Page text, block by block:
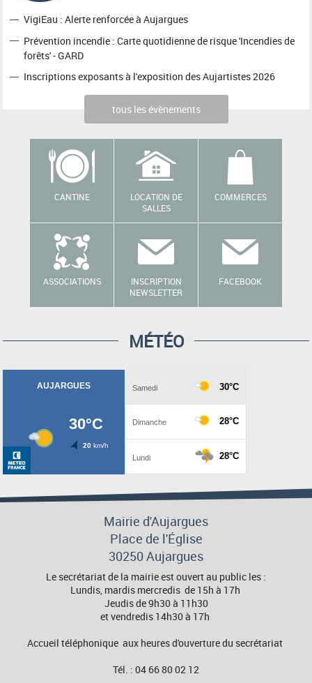
VigiEau : Alerte renforcée à Aujargues
Prévention incendie : Carte quotidienne de risque 'Incendies de
forêts' - GARD
Inscriptions exposants à l'exposition des Aujartistes 2026
tous les évènements
CANTINE
LOCATION DE
SALLES
COMMERCES
ASSOCIATIONS
INSCRIPTION
NEWSLETTER
FACEBOOK
MÉTÉO
Mairie d'Aujargues
Place de l'Église
30250 Aujargues
Le secrétariat de la mairie est ouvert au public les :
Lundis, mardis mercredis de 15h à 17h
Jeudis de 9h30 à 11h30
et vendredis 14h30 à 17h
Accueil téléphonique aux heures d'ouverture du secrétariat
Tél. : 04 66 80 02 12